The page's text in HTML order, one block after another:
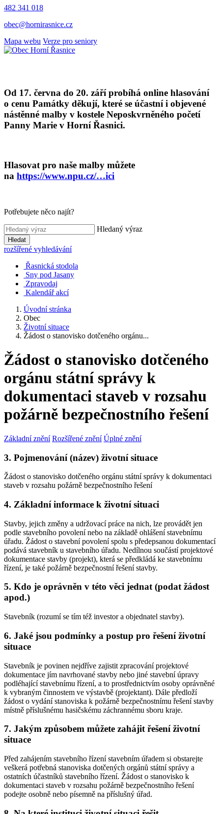
482 341 018
obec@hornirasnice.cz
Mapa webu Verze pro seniory
Od 17. června do 20. září probíhá online hlasování
o cenu Památky děkují, které se účastní i objevené
nástěnné malby v kostele Neposkvrněného početí
Panny Marie v Horní Řasnici.
Hlasovat pro naše malby můžete
na https://www.npu.cz/…ici
Potřebujete něco najít?
Hledaný výraz
Hledat
rozšířené vyhledávání
Řasnická stodola
Sny pod Jasany
Zpravodaj
Kalendář akcí
Úvodní stránka
Obec
Životní situace
Žádost o stanovisko dotčeného orgánu...
Žádost o stanovisko dotčeného
orgánu státní správy k
dokumentaci staveb v rozsahu
požárně bezpečnostního řešení
Základní znění Rozšířené znění Úplné znění
3. Pojmenování (název) životní situace
Žádost o stanovisko dotčeného orgánu státní správy k dokumentaci
staveb v rozsahu požárně bezpečnostního řešení
4. Základní informace k životní situaci
Stavby, jejich změny a udržovací práce na nich, lze provádět jen
podle stavebního povolení nebo na základě ohlášení stavebnímu
úřadu. Žádost o stavební povolení spolu s předepsanou dokumentací
podává stavebník u stavebního úřadu. Nedílnou součástí projektové
dokumentace stavby (projekt), která se předkládá ke stavebnímu
řízení, je také požárně bezpečnostní řešení stavby.
5. Kdo je oprávněn v této věci jednat (podat žádost
apod.)
Stavebník (rozumí se tím též investor a objednatel stavby).
6. Jaké jsou podmínky a postup pro řešení životní
situace
Stavebník je povinen nejdříve zajistit zpracování projektové
dokumentace jím navrhované stavby nebo jiné stavební úpravy
podléhající stavebnímu řízení, a to prostřednictvím osoby oprávněné
k vybraným činnostem ve výstavbě (projektant). Dále předloží
žádost o vydání stanoviska k požárně bezpečnostnímu řešení stavby
místně příslušnému hasičskému záchrannému sboru kraje.
7. Jakým způsobem můžete zahájit řešení životní
situace
Před zahájením stavebního řízení stavebním úřadem si obstarejte
veškerá potřebná stanoviska dotčených orgánů státní správy a
ostatních účastníků stavebního řízení. Žádost o stanovisko k
dokumentaci staveb v rozsahu požárně bezpečnostního řešení
podejte osobně nebo písemně na příslušný úřad.